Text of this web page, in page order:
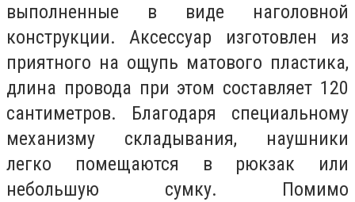
выполненные в виде наголовной
конструкции. Аксессуар изготовлен из
приятного на ощупь матового пластика,
длина провода при этом составляет 120
сантиметров. Благодаря специальному
механизму складывания, наушники
легко помещаются в рюкзак или
небольшую сумку. Помимо